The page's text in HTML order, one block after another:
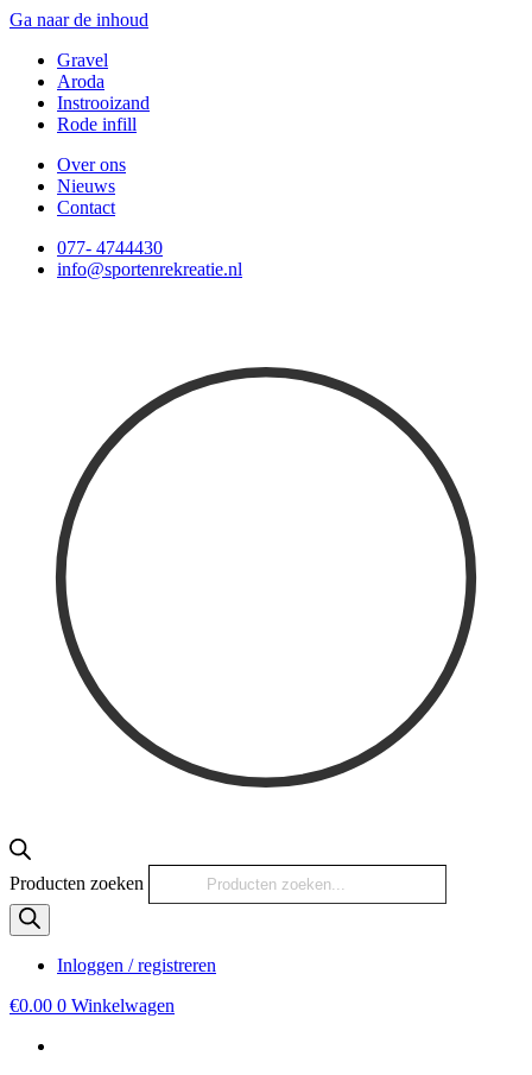
Ga naar de inhoud
Gravel
Aroda
Instrooizand
Rode infill
Over ons
Nieuws
Contact
077- 4744430
info@sportenrekreatie.nl
Producten zoeken
Inloggen / registreren
€0.00 0 Winkelwagen